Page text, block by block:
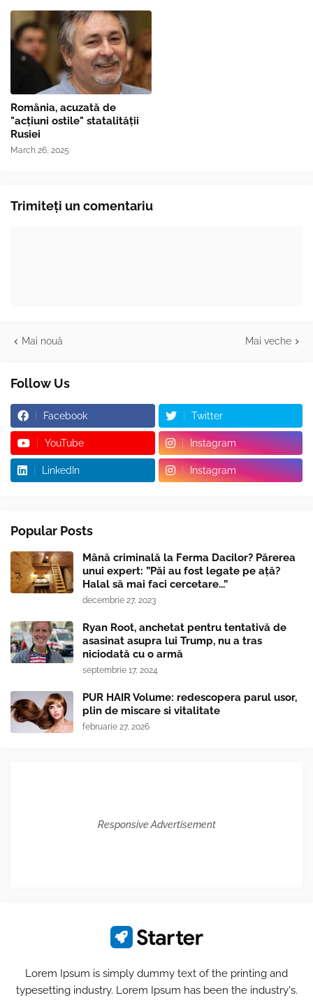
România, acuzată de
"acțiuni ostile" statalității
Rusiei
March 26, 2025
Trimiteți un comentariu
Mai nouă Mai veche
Follow Us
Facebook Twitter
YouTube Instagram
LinkedIn Instagram
Popular Posts
Mână criminală la Ferma Dacilor? Părerea
unui expert: ”Păi au fost legate pe ață?
Halal să mai faci cercetare...”
decembrie 27, 2023
Ryan Root, anchetat pentru tentativă de
asasinat asupra lui Trump, nu a tras
niciodată cu o armă
septembrie 17, 2024
PUR HAIR Volume: redescopera parul usor,
plin de miscare si vitalitate
februarie 27, 2026
Responsive Advertisement
Lorem Ipsum is simply dummy text of the printing and
typesetting industry. Lorem Ipsum has been the industry's.